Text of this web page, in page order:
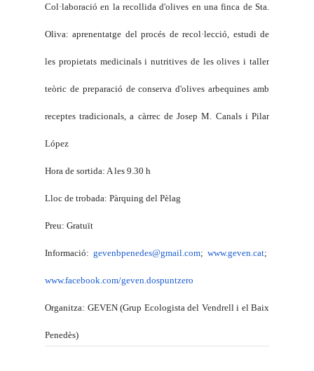
Col·laboració en la recollida d'olives en una finca de Sta.
Oliva: aprenentatge del procés de recol·lecció, estudi de
les propietats medicinals i nutritives de les olives i taller
teòric de preparació de conserva d'olives arbequines amb
receptes tradicionals, a càrrec de Josep M. Canals i Pilar
López
Hora de sortida: A les 9.30 h
Lloc de trobada: Pàrquing del Pèlag
Preu: Gratuït
Informació: gevenbpenedes@gmail.com; www.geven.cat;
www.facebook.com/geven. dospuntzero
Organitza: GEVEN (Grup Ecologista del Vendrell i el Baix
Penedès)